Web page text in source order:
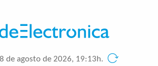
de agosto de 2026, 19:13h.